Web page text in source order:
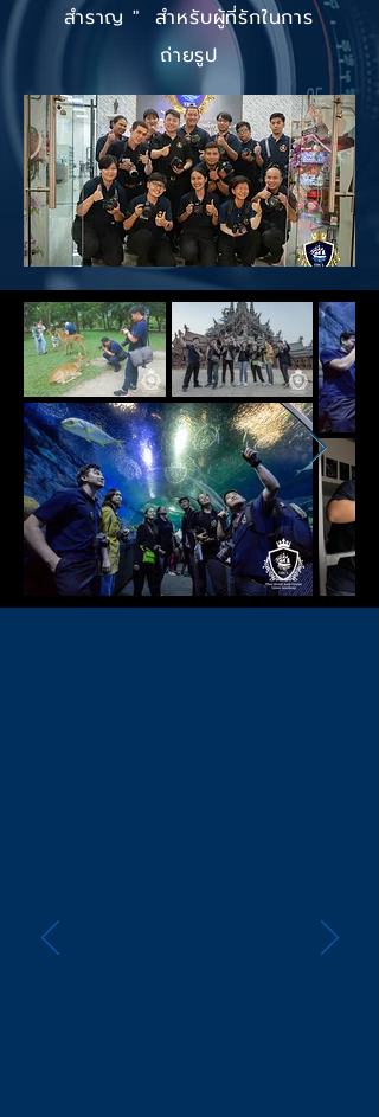
สำราญ " สำหรับผู้ที่รักในการ
ถ่ายรูป